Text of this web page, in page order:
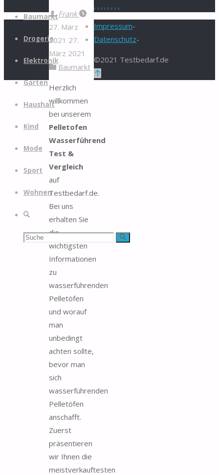
Zum
springen
Baumarkt
Drogerie
Elektronik
Garten
Haushalt
Kind
Mode
Sport
Wohnen
Suchen Suche
Frank
27. März
2021 27.
März 2021
Baumarkt
Herzlich
willkommen
bei unserem
Pelletofen
Wasserführend
Test &
Vergleich
auf
Testbedarf.de.
Bei uns
erhalten Sie
die
wichtigsten
Informationen
zu
wasserführenden
Pelletöfen
und worauf
man
unbedingt
achten sollte,
bevor man
sich
wasserführenden
Pelletöfen
anschafft.
Zuerst
präsentieren
wir Ihnen die
meistverkauftesten
. . . . . . . .
Impressum-
Datenschutz-
©2021 Testbedarf.de
Zurück